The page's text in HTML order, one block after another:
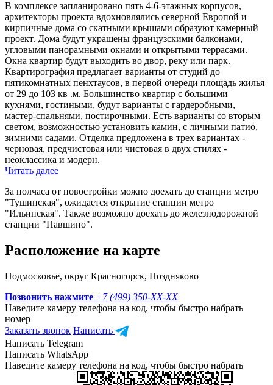
В комплексе запланировано пять 4-6-этажных корпусов,
архитекторы проекта вдохновлялись северной Европой и
кирпичные дома со скатными крышами образуют камерный
проект. Дома будут украшены французскими балконами,
угловыми панорамными окнами и открытыми террасами.
Окна квартир будут выходить во двор, реку или парк.
Квартирография предлагает варианты от студий до
пятикомнатных пенхтаусов, в первой очереди площадь жилья
от 29 до 103 кв .м. Большинство квартир с большими
кухнями, гостиными, будут варианты с гардеробными,
мастер-спальнями, постирочными. Есть варианты со вторым
светом, возможностью установить камин, с личными патио,
зимними садами. Отделка предложена в трех вариантах -
черновая, предчистовая или чистовая в двух стилях -
неоклассика и модерн.
Читать далее
За полчаса от новостройки можно доехать до станции метро
"Тушинская", ожидается открытие станции метро
"Ильинская". Также возможно доехать до железнодорожной
станции "Павшино".
Расположение на карте
Подмосковье, округ Красногорск, Поздняково
Позвонить нажмите +7 (499) 350-XX-XX
Наведите камеру телефона на код, чтобы быстро набрать
номер
Заказать звонок Написать
Написать Telegram
Написать WhatsApp
Наведите камеру телефона на код, чтобы быстро набрать